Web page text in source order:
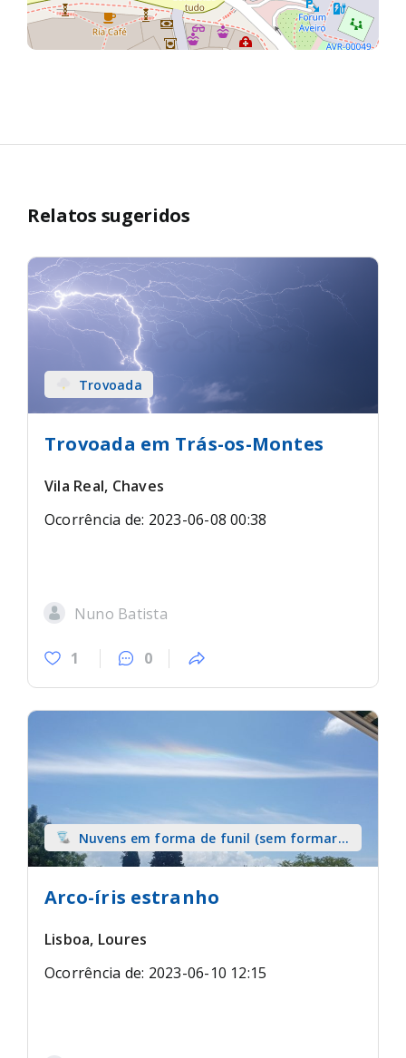
Relatos sugeridos
Trovoada
Trovoada em Trás-os-Montes
Vila Real, Chaves
Ocorrência de: 2023-06-08 00:38
Nuno Batista
1 0
Nuvens em forma de funil (sem formar
tromba) sobre terra
Arco-íris estranho
Lisboa, Loures
Ocorrência de: 2023-06-10 12:15